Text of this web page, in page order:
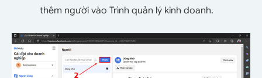
thêm người vào Trình quản lý kinh doanh.